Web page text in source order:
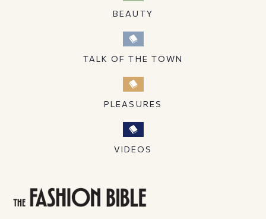
BEAUTY
TALK OF THE TOWN
PLEASURES
VIDEOS